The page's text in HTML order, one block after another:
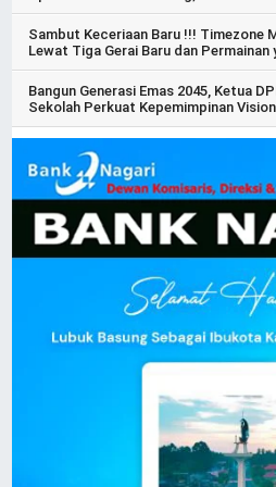
Sambut Keceriaan Baru !!! Timezone
Lewat Tiga Gerai Baru dan Permainan
Bangun Generasi Emas 2045, Ketua
Sekolah Perkuat Kepemimpinan